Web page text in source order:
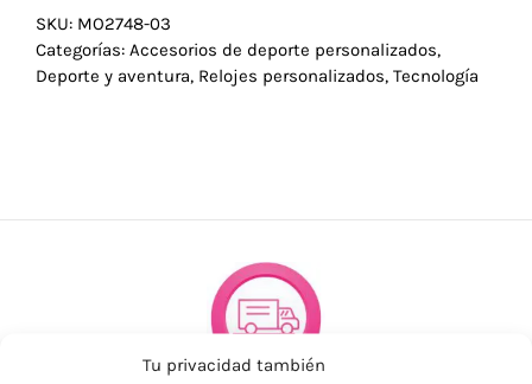
Tu privacidad también
SKU: MO2748-03
Categorías: Accesorios de deporte personalizados,
Deporte y aventura, Relojes personalizados, Tecnología